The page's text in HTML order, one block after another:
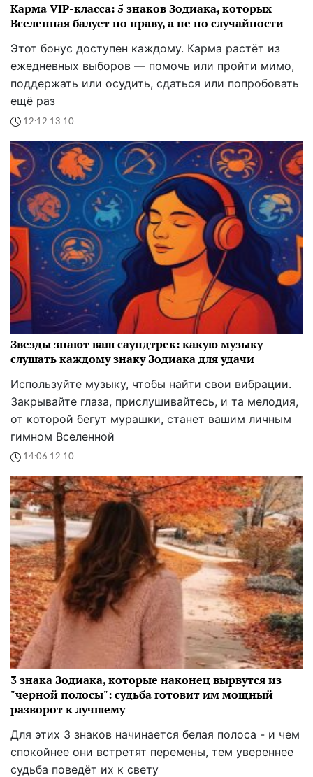
Карма VIP-класса: 5 знаков Зодиака, которых
Вселенная балует по праву, а не по случайности
Этот бонус доступен каждому. Карма растёт из
ежедневных выборов — помочь или пройти мимо,
поддержать или осудить, сдаться или попробовать
ещё раз
12:12 13.10
Звезды знают ваш саундтрек: какую музыку
слушать каждому знаку Зодиака для удачи
Используйте музыку, чтобы найти свои вибрации.
Закрывайте глаза, прислушивайтесь, и та мелодия,
от которой бегут мурашки, станет вашим личным
гимном Вселенной
14:06 12.10
3 знака Зодиака, которые наконец вырвутся из
"черной полосы": судьба готовит им мощный
разворот к лучшему
Для этих 3 знаков начинается белая полоса - и чем
спокойнее они встретят перемены, тем увереннее
судьба поведёт их к свету